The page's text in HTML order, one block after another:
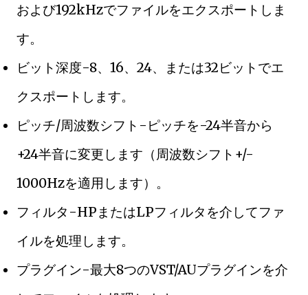
および192kHzでファイルをエクスポートしま
す。
ビット深度-8、16、24、または32ビットでエ
クスポートします。
ピッチ/周波数シフト-ピッチを-24半音から
+24半音に変更します（周波数シフト+/-
1000Hzを適用します）。
フィルタ-HPまたはLPフィルタを介してファ
イルを処理します。
プラグイン-最大8つのVST/AUプラグインを介